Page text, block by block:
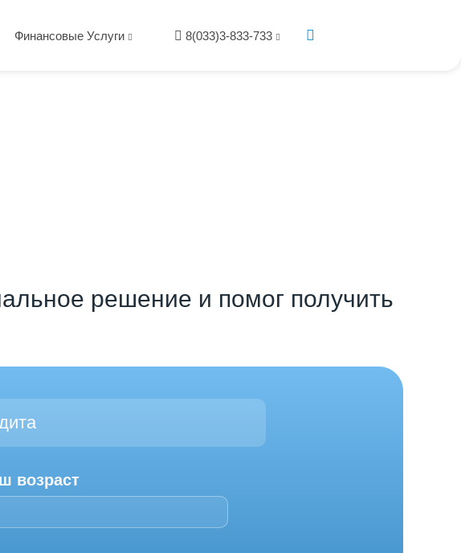
Финансовые Услуги 8(033)3-833-733
решение и помог получить
возраст